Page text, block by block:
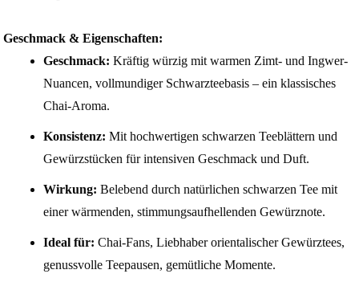
Geschmack & Eigenschaften:
Geschmack: Kräftig würzig mit warmen Zimt- und Ingwer-
Nuancen, vollmundiger Schwarzteebasis – ein klassisches
Chai-Aroma.
Konsistenz: Mit hochwertigen schwarzen Teeblättern und
Gewürzstücken für intensiven Geschmack und Duft.
Wirkung: Belebend durch natürlichen schwarzen Tee mit
einer wärmenden, stimmungsaufhellenden Gewürznote.
Ideal für: Chai-Fans, Liebhaber orientalischer Gewürztees,
genussvolle Teepausen, gemütliche Momente.